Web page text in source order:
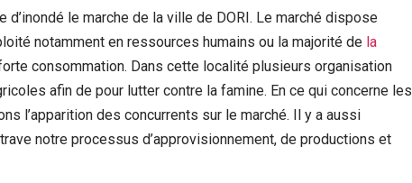
d’inondé le marche de la ville de DORI. Le marché dispose
notamment en ressources humains ou la majorité de la
consommation. Dans cette localité plusieurs organisation
afin de pour lutter contre la famine. En ce qui concerne les
l’apparition des concurrents sur le marché. Il y a aussi
notre processus d’approvisionnement, de productions et